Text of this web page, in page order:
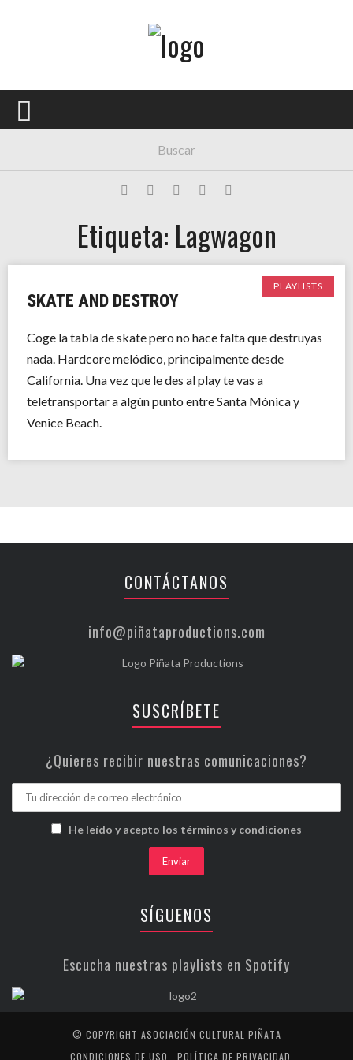
PORTADA
FESTIVALES
EXPOSICIONES
HISTORIAS
Etiqueta: Lagwagon
PLAYLISTS
SKATE AND DESTROY
Coge la tabla de skate pero no hace falta que destruyas
nada. Hardcore melódico, principalmente desde
California. Una vez que le des al play te vas a
teletransportar a algún punto entre Santa Mónica y
Venice Beach.
CONTÁCTANOS
info@piñataproductions.com
SUSCRÍBETE
¿Quieres recibir nuestras comunicaciones?
He leído y acepto los términos y condiciones
SÍGUENOS
Escucha nuestras playlists en Spotify
© COPYRIGHT ASOCIACIÓN CULTURAL PIÑATA
CONDICIONES DE USO
POLÍTICA DE PRIVACIDAD